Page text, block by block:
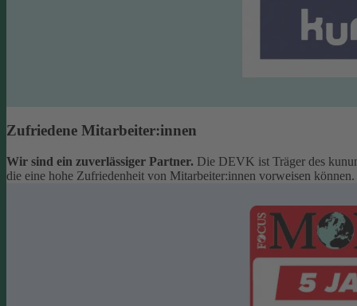
Zufriedene Mitarbeiter:innen
Wir sind ein zuverlässiger Partner. Die DEVK ist Träger des
die eine hohe Zufriedenheit von Mitarbeiter:innen vorweisen können.